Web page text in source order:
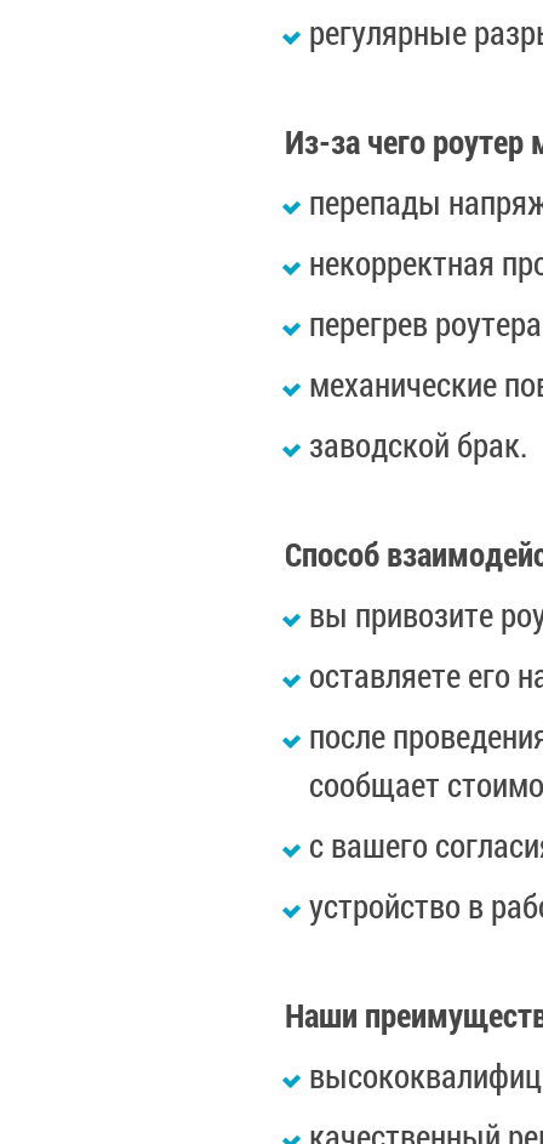
регулярные
Из-за чего
перепады
некорректная
перегрев
механические
заводской брак.
Способ
вы привозите
оставляете его
после
сообщает
с вашего
устройство в
Наши